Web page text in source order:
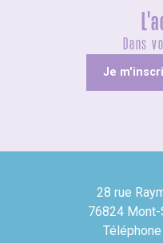
Dans
Je
28 rue
76824 Mont-